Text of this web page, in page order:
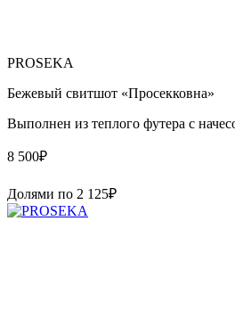
PROSEKA
Бежевый свитшот «Просекковна»
Выполнен из теплого футера с
8 500₽
Долями по 2 125₽